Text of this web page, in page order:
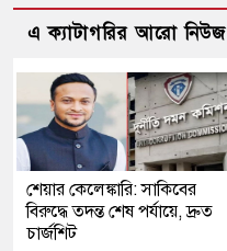
এ ক্যাটাগরির আরো নিউজ
শেয়ার কেলেঙ্কারি: সাকিবের
বিরুদ্ধে তদন্ত শেষ পর্যায়ে, দ্রুত
চার্জশিট